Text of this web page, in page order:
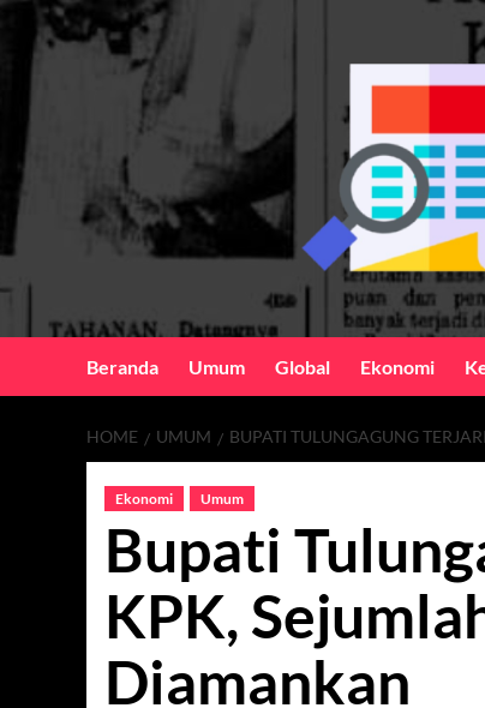
Beranda Umum Global Ekonomi
HOME UMUM BUPATI TULUNGAGUNG
Ekonomi Umum
Bupati
KPK,
Diamankan